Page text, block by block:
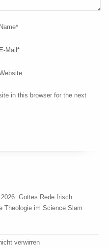
Name*
E-Mail*
in this browser for the next
Gottes Rede frisch
Theologie im Science Slam
verwirren